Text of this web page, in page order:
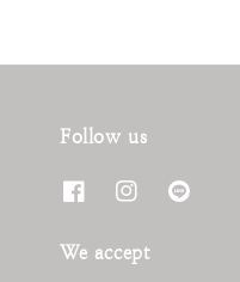
Follow us
We accept